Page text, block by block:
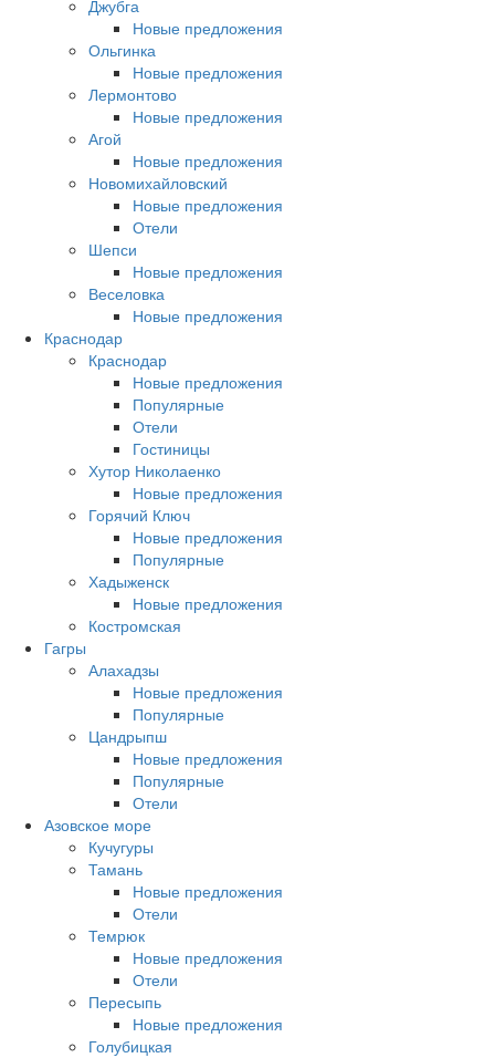
Джубга
Новые предложения
Ольгинка
Новые предложения
Лермонтово
Новые предложения
Агой
Новые предложения
Новомихайловский
Новые предложения
Отели
Шепси
Новые предложения
Веселовка
Новые предложения
Краснодар
Краснодар
Новые предложения
Популярные
Отели
Гостиницы
Хутор Николаенко
Новые предложения
Горячий Ключ
Новые предложения
Популярные
Хадыженск
Новые предложения
Костромская
Гагры
Алахадзы
Новые предложения
Популярные
Цандрыпш
Новые предложения
Популярные
Отели
Азовское море
Кучугуры
Тамань
Новые предложения
Отели
Темрюк
Новые предложения
Отели
Пересыпь
Новые предложения
Голубицкая